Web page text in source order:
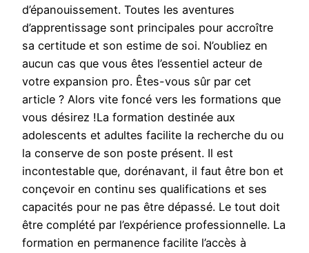
d’épanouissement. Toutes les aventures
d’apprentissage sont principales pour accroître
sa certitude et son estime de soi. N’oubliez en
aucun cas que vous êtes l’essentiel acteur de
votre expansion pro. Êtes-vous sûr par cet
article ? Alors vite foncé vers les formations que
vous désirez !La formation destinée aux
adolescents et adultes facilite la recherche du ou
la conserve de son poste présent. Il est
incontestable que, dorénavant, il faut être bon et
conçevoir en continu ses qualifications et ses
capacités pour ne pas être dépassé. Le tout doit
être complété par l’expérience professionnelle. La
formation en permanence facilite l’accès à